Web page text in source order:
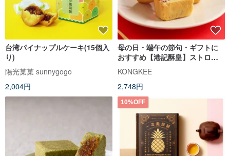
台湾パイナップルケーキ(15個入
り)
陽光菓菓 sunnygogo
2,004円
母の日・端午の節句・ギフトに
おすすめ【港記酥皇】ストロベ
リーケーキ 8 個入りギフトボッ
クス
KONGKEE
2,748円
10%OFF